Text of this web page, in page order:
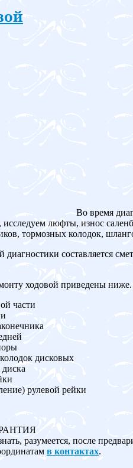
Во время
люфты, износ
тормозных колодок,
диагностики составляется
ходовой приведены ниже.
части
дисковых
рулевой рейки
разумеется, после
в контактах.